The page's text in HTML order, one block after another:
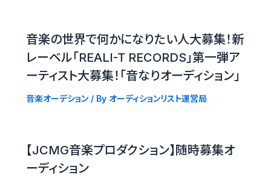
音楽の世界で何かになりたい人大募集！新
レーベル「REALI-T RECORDS」第一弾ア
ーティスト大募集！「音なりオーディション」
音楽オーデション/ By オーディションリスト運営局
【JCMG音楽プロダクション】随時募集オ
ーディション